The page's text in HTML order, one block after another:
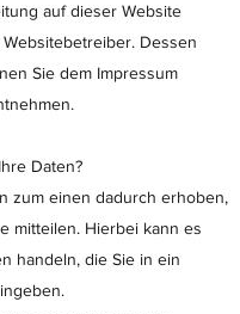
auf dieser Website
Dessen
Sie dem Impressum
Daten?
zum einen dadurch erhoben,
mitteilen. Hierbei kann es
handeln, die Sie in ein